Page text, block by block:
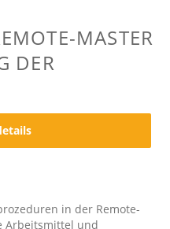
Seminare
Infos
MASTER
DER
in der Remote-
Arbeitsmittel und